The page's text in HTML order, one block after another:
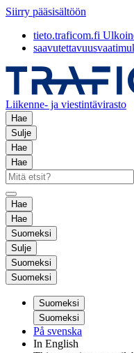
Siirry pääsisältöön
tieto.traficom.fi
Liikenne- ja viestintävirasto
Hae
Sulje
Hae
Hae
Hae
Hae
Suomeksi
Sulje
Suomeksi
Suomeksi
Suomeksi
Suomeksi
På svenska
In English